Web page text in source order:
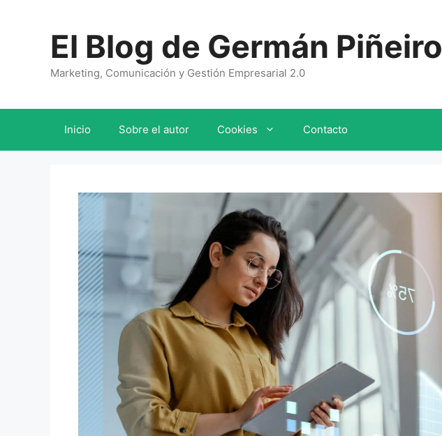
El Blog de Germán Piñeiro
Marketing, Comunicación y Gestión Empresarial 2.0
Inicio Sobre el autor Cookies Contacto